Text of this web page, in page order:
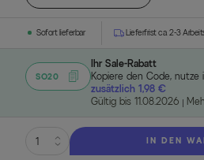
Sofort lieferbar Lieferfrist ca. 2-3
SO20
Ihr Sale-Rabatt
Kopiere den Code, nutze
zusätzlich 1,98 €
Gültig bis 11.08.2026
IN DEN